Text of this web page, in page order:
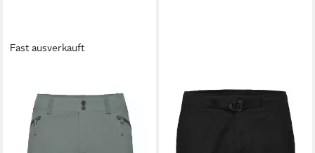
Fast ausverkauft
Ducan Shorts Men
90,00 €
120,00 €
-25%
Tamaro Shorts Men
69,95 €
UVP 89,90 €
-22%